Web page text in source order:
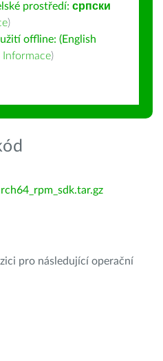
prostředí: српски
)
offline: (English
Informace)
pro následující operační